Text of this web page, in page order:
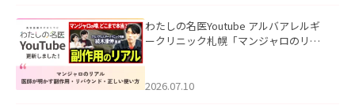
わたしの名医Youtube アルバアレルギ
ークリニック札幌「マンジャロのリア
た。
2026.07.10